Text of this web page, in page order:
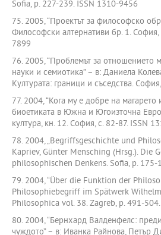
Sofia, p. 227-239. ISSN 1310-9456
75. 2005, “Проектът за философско
Философски алтернативи бр. 1.
7899
76. 2005, “Проблемът за отношението
науки и семиотика” – в: Даниела
Културата: граници и съседства.
77. 2004, “Кога му е добре на магарето
биоетиката в Южна и Югоизточна
култура, кн. 12. София, с. 82-87. ISSN
78. 2004, „Begriffsgeschichte und
Kapriev, Günter Mensching (Hrsg.). Die
philosophischen Denkens. Sofia, p. 175-
79. 2004, “Über die Funktion der
Philosophiebegriff im Spätwerk
Philosophica vol. 38. Zagreb, p. 491-
80. 2004, “Бернхард Валденфелс:
чуждото” – в: Иванка Райнова, Петър